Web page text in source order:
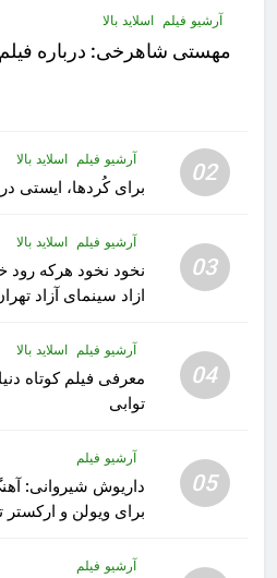
آرشیو فیلم اسلاید بالا
مهستى شاهرخى:‌ درباره
02 آرشیو فیلم اسلاید بالا
برای کُردها، ایستی
03
آرشیو فیلم اسلاید بالا
نخود نخود هرکه
ازاد سینمای آزاد
04
آرشیو فیلم اسلاید بالا
معرفی فیلم کوتاه
توابی
05
آرشیو فیلم
داریوش شیروانی:
برای ویولن و ارکستر
آرشیو فیلم